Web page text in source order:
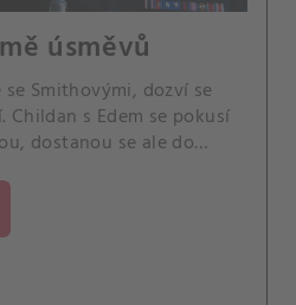
úsměvů
Smithovými, dozví se
s Edem se pokusí
dostanou se ale do